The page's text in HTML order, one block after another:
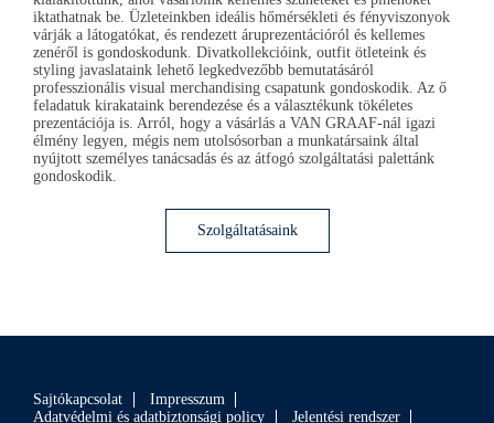
iktathatnak be. Üzleteinkben ideális hőmérsékleti és fényviszonyok
várják a látogatókat, és rendezett áruprezentációról és kellemes
zenéről is gondoskodunk. Divatkollekcióink, outfit ötleteink és
styling javaslataink lehető legkedvezőbb bemutatásáról
professzionális visual merchandising csapatunk gondoskodik. Az ő
feladatuk kirakataink berendezése és a választékunk tökéletes
prezentációja is. Arról, hogy a vásárlás a VAN GRAAF-nál igazi
élmény legyen, mégis nem utolsósorban a munkatársaink által
nyújtott személyes tanácsadás és az átfogó szolgáltatási palettánk
gondoskodik.
Szolgáltatásaink
Sajtókapcsolat
Impresszum
Adatvédelmi és adatbiztonsági policy
Jelentési rendszer